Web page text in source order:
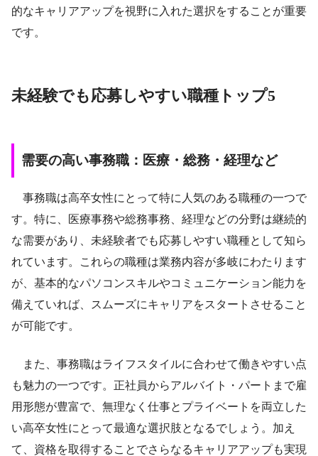
的なキャリアアップを視野に入れた選択をすることが重要
です。
未経験でも応募しやすい職種トップ5
需要の高い事務職：医療・総務・経理など
事務職は高卒女性にとって特に人気のある職種の一つで
す。特に、医療事務や総務事務、経理などの分野は継続的
な需要があり、未経験者でも応募しやすい職種として知ら
れています。これらの職種は業務内容が多岐にわたります
が、基本的なパソコンスキルやコミュニケーション能力を
備えていれば、スムーズにキャリアをスタートさせること
が可能です。
また、事務職はライフスタイルに合わせて働きやすい点
も魅力の一つです。正社員からアルバイト・パートまで雇
用形態が豊富で、無理なく仕事とプライベートを両立した
い高卒女性にとって最適な選択肢となるでしょう。加え
て、資格を取得することでさらなるキャリアアップも実現